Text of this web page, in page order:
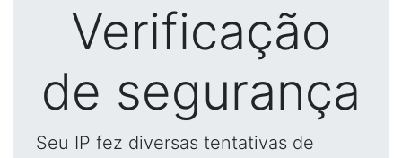
Verificação
de segurança
Seu IP fez diversas tentativas de